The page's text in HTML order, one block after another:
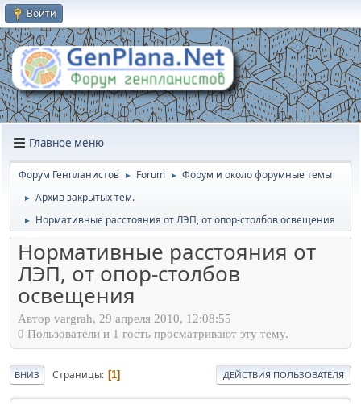
Войти
Главное меню
Форум Генпланистов ► Forum ► Форум и около форумные темы
► Архив закрытых тем.
► Нормативные расстояния от ЛЭП, от опор-столбов освещения
Нормативные расстояния от
ЛЭП, от опор-столбов
освещения
Автор vargrah, 29 апреля 2010, 12:08:55
0 Пользователи и 1 гость просматривают эту тему.
ВНИЗ Страницы 1 ДЕЙСТВИЯ ПОЛЬЗОВАТЕЛЯ